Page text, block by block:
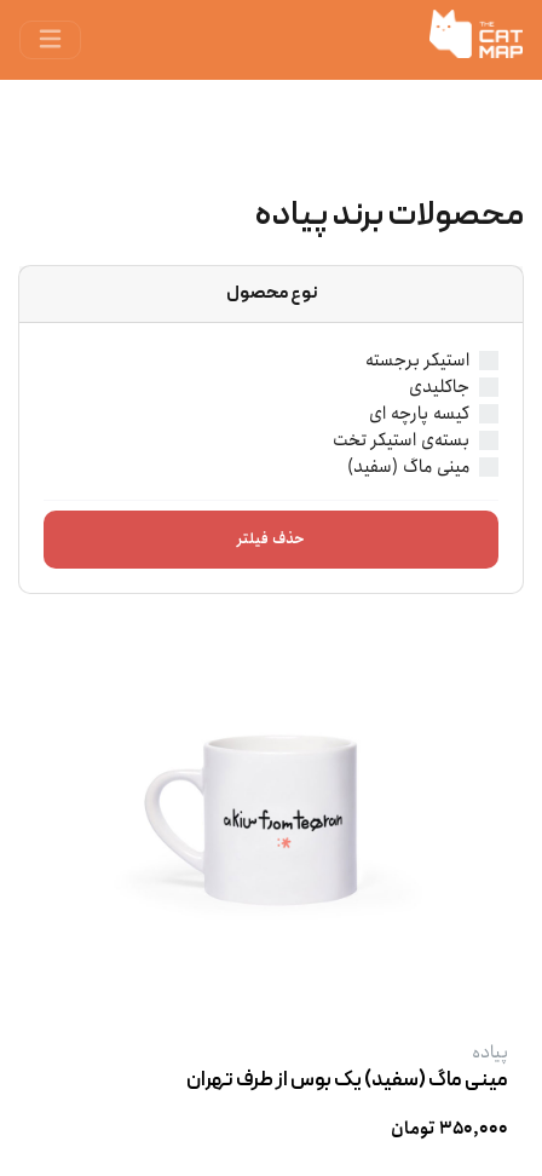
محصولات برند پیاده
نوع محصول
استیکر برجسته
جاکلیدی
کیسه پارچه ‌ای
بسته‌ی استیکر تخت
مینی ماگ (سفید)
حذف فیلتر
پیاده
مینی ماگ (سفید) یک بوس از طرف تهران
۳۵۰,۰۰۰ تومان